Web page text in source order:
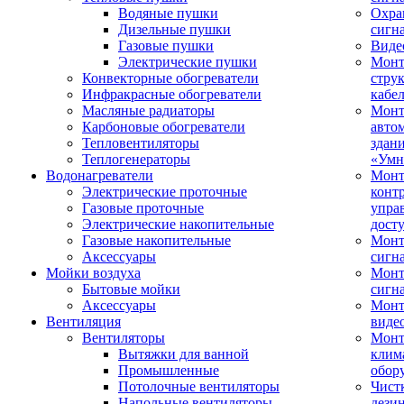
Водяные пушки
Дизельные пушки
Газовые пушки
Электрические пушки
Конвекторные обогреватели
Инфракрасные обогреватели
Масляные радиаторы
Карбоновые обогреватели
Тепловентиляторы
Теплогенераторы
Водонагреватели
Электрические проточные
Газовые проточные
Электрические накопительные
Газовые накопительные
Аксессуары
Мойки воздуха
Бытовые мойки
Аксессуары
Вентиляция
Вентиляторы
Вытяжки для ванной
Промышленные
Потолочные вентиляторы